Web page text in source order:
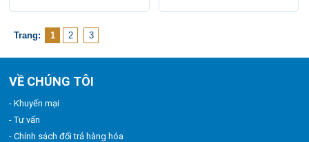
Trang: 1 2 3
VỀ CHÚNG TÔI
- Khuyến mại
- Tư vấn
- Chính sách đổi trả hàng hóa